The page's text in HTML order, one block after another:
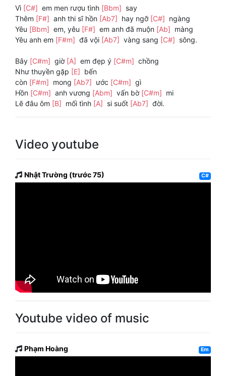
Vì [C#] em men rượu tình [Bbm] say
Thêm [F#] anh thi sĩ hồn [Ab7] hay ngỡ [C#] ngàng
Yêu [Bbm] em, yêu [F#] em anh đã muộn [Ab] màng
Yêu anh em [F#m] đã vội [Ab7] vàng sang [C#] sông.
Bây [C#m] giờ [A] em đẹp ý [C#m] chồng
Như thuyền gặp [E] bến
còn [F#m] mong [Ab7] ước [C#m] gì
Hồn [C#m] anh vương [Abm] vấn bờ [C#m] mi
Lẽ đâu ôm [B] mối tình [A] si suốt [Ab7] đời.
Video youtube
Nhật Trường (trước 75) C#
Youtube video of music
Phạm Hoàng Em